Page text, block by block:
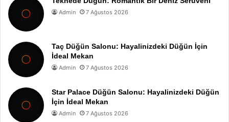
Admin 7 Ağustos 2026
Taç Düğün Salonu: Hayalinizdeki Düğün İçin
İdeal Mekan
Admin 7 Ağustos 2026
Star Palace Düğün Salonu: Hayalinizdeki Düğün
İçin İdeal Mekan
Admin 7 Ağustos 2026